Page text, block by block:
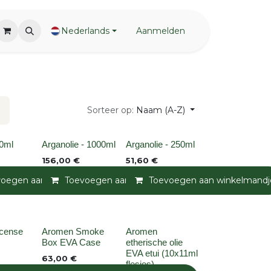
Nederlands Aanmelden
Sorteer op: Naam (A-Z)
Toevoegen aan verlanglijst
aan winkelmandje Toevoegen aan verlanglijst
None
Arganolie - 1000ml
156,00 €
Toevoegen aan winkelmandje
None
Arganolie - 250ml
51,60 €
Toevoegen aan
None
Aromen Smoke
Box EVA Case
63,00 €
None
Aromen
etherische olie
EVA etui (10x11ml
flesjes)